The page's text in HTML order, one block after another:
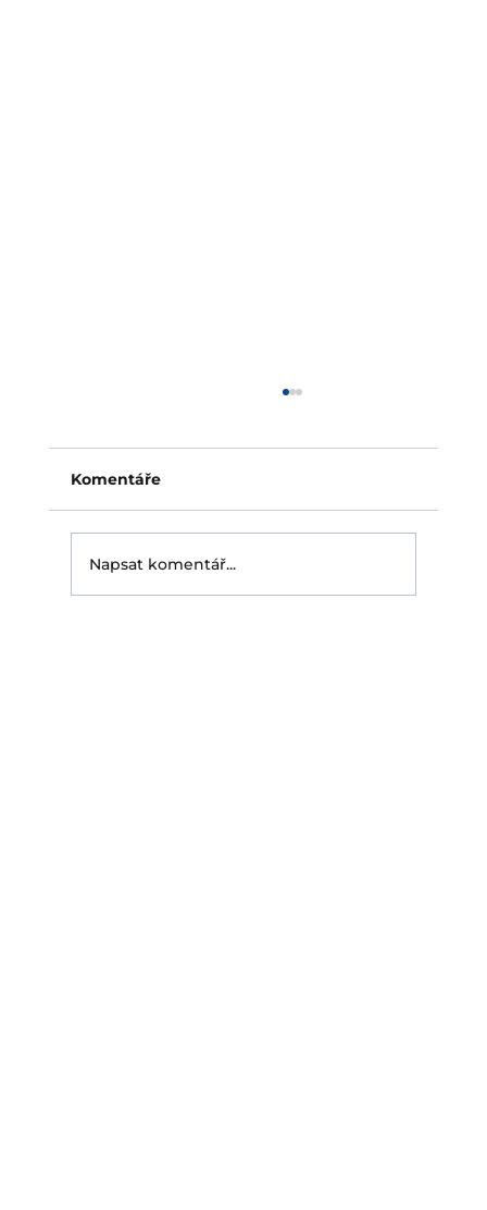
Pojištění fotovoltaické elektrárny je dnes pro
přichází až s pojistnou událostí: zaplatí
pojišťovna skutečně? Právě tehdy se ukáže
Komentáře
Napsat komentář...